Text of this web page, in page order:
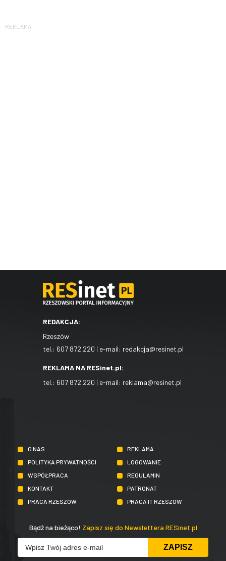
REKLAMA
REDAKCJA:
Rzeszów
tel.: 607 872 220 | e-mail: redakcja@resinet.pl
REKLAMA NA RESinet.pl:
tel.: 607 872 220 | e-mail: reklama@resinet.pl
O NAS
REKLAMA
POLITYKA PRYWATNOŚCI
LOGOWANIE
WSPÓŁPRACA
REGULAMIN
KONTAKT
PATRONAT
PRACA RZESZÓW
PRACA IT RZESZÓW
Bądź na bieżąco! Zapisz się do Newslettera RESinet.pl